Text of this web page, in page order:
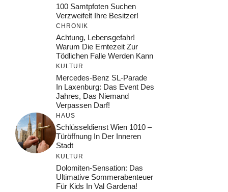
100 Samtpfoten Suchen
Verzweifelt Ihre Besitzer!
CHRONIK
Achtung, Lebensgefahr!
Warum Die Erntezeit Zur
Tödlichen Falle Werden Kann
KULTUR
Mercedes-Benz SL-Parade
In Laxenburg: Das Event Des
Jahres, Das Niemand
Verpassen Darf!
HAUS
Schlüsseldienst Wien 1010 –
Türöffnung In Der Inneren
Stadt
KULTUR
Dolomiten-Sensation: Das
Ultimative Sommerabenteuer
Für Kids In Val Gardena!